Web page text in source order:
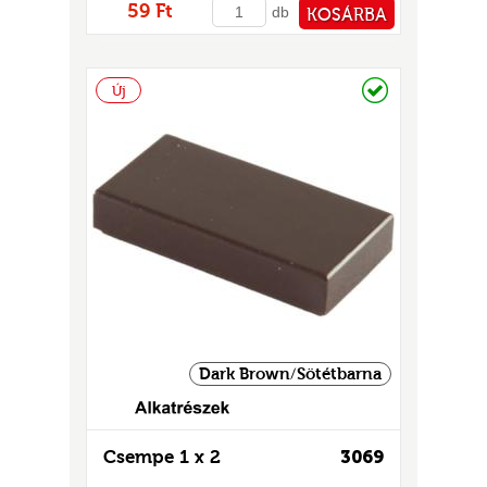
59 Ft db KOSÁRBA
Új
Dark Brown/Sötétbarna
3069
Csempe 1 x 2